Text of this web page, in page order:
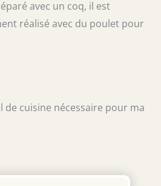
avec un coq, il est
réalisé avec du poulet pour
cuisine nécessaire pour ma